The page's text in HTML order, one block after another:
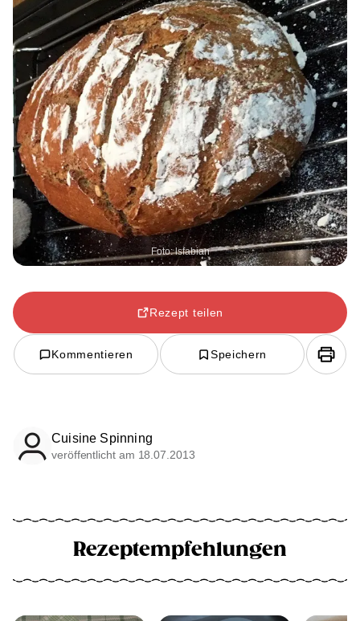
Foto: lsfabian
Rezept teilen
Kommentieren Speichern
Cuisine Spinning
veröffentlicht am 18.07.2013
Rezeptempfehlungen